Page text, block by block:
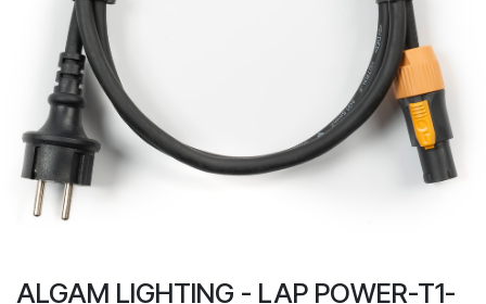
ALGAM LIGHTING - LAP POWER-T1-